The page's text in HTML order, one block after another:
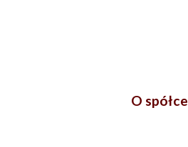
O spółce